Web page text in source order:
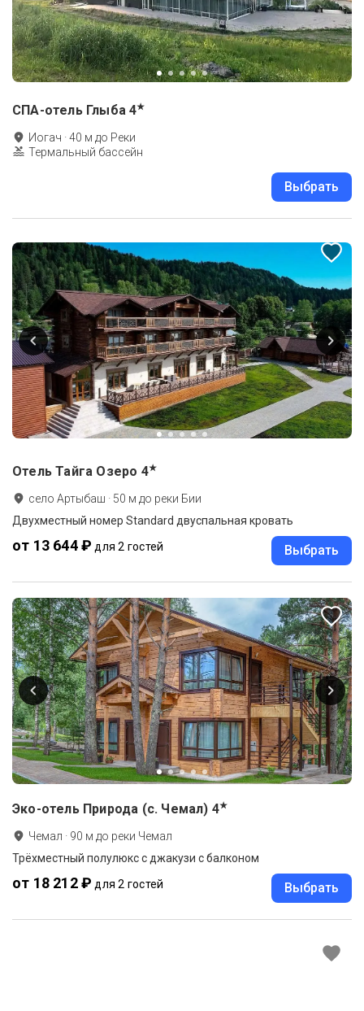
СПА-отель Глыба 4★
Иогач ·40 м до Реки
Термальный бассейн
Выбрать
Отель Тайга Озеро 4★
село Артыбаш · 50 м до реки Бии
Двухместный номер Standard двуспальная кровать
от 13 644 ₽ для 2 гостей Выбрать
Эко-отель Природа (с. Чемал) 4★
Чемал · 90 м до реки Чемал
Трёхместный полулюкс с джакузи с балконом
от 18 212 ₽ для 2 гостей Выбрать